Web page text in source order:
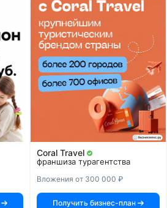
Coral Travel
франшиза турагентства
Вложения от 300 000 ₽
Получить бизнес-план